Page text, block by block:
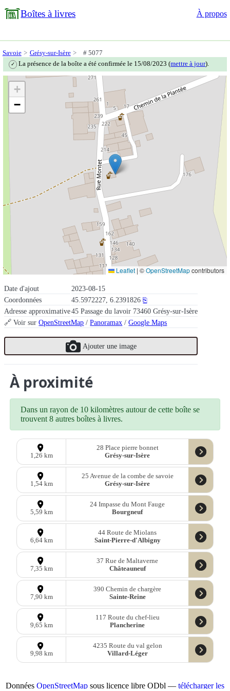
Boîtes à livres À propos
Savoie Grésy-sur-Isère # 5077
✓ La présence de la boîte a été confirmée le 15/08/2023 (mettre à jour).
Date d'ajout
2023-08-15
Coordonnées
45.5972227, 6.2391826 ⎘
Adresse approximative45 Passage du lavoir 73460 Grésy-sur-Isère
🔗 Voir surOpenStreetMap /Panoramax /Google Maps
Ajouter une image
+
−
Leaflet | ©OpenStreetMapcontributors
À proximité
Dans un rayon de 10 kilomètres autour de cette boîte se
trouvent 8 autres boîtes à livres.
1,26 km
28 Place pierre bonnet
Grésy-sur-Isère
1,54 km
25 Avenue de la combe de savoie
Grésy-sur-Isère
5,59 km
24 Impasse du Mont Fauge
Bourgneuf
6,64 km
44 Route de Miolans
Saint-Pierre-d'Albigny
7,35 km
37 Rue de Maltaverne
Châteauneuf
7,90 km
390 Chemin de chargère
Sainte-Reine
9,65 km
117 Route du chef-lieu
Plancherine
9,98 km
4235 Route du val gelon
Villard-Léger
Données OpenStreetMap sous licence libre ODbl — télécharger les